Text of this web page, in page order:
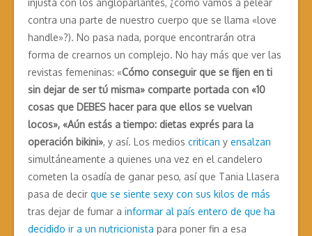
injusta con los angloparlantes, ¿cómo vamos a pelear
contra una parte de nuestro cuerpo que se llama «love
handle»?). No pasa nada, porque encontrarán otra
forma de crearnos un complejo. No hay más que ver las
revistas femeninas: «Cómo conseguir que se fijen en ti
sin dejar de ser tú misma» comparte portada con «10
cosas que DEBES hacer para que ellos se vuelvan
locos», «Aún estás a tiempo: dietas exprés para la
operación bikini», y así. Los medios critican y ensalzan
simultáneamente a quienes una vez en el candelero
cometen la osadía de ganar peso, así que Tania Llasera
pasa de decir que se siente sexy con sus kilos de más
tras dejar de fumar a informar al país entero de que ha
decidido ir a un nutricionista para poner fin a esa